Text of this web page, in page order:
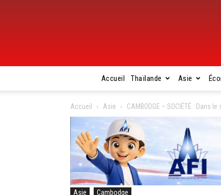
Accueil Thaïlande Asie
Accueil Asie CAMBODGE – SOCIÉTÉ : Dans
Asie Cambodge